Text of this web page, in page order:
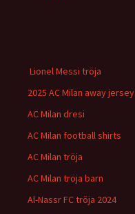
Lionel Messi tröja
2025 AC Milan away jersey
AC Milan dresi
AC Milan football shirts
AC Milan tröja
AC Milan tröja barn
Al-Nassr FC tröja 2024